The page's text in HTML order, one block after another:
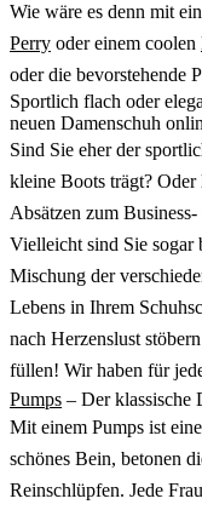
Wie wäre es denn mit
Perry oder einem coolen
oder die bevorstehende
Sportlich flach oder
neuen Damenschuh
Sind Sie eher der
kleine Boots trägt?
Absätzen zum
Vielleicht sind Sie sogar
Mischung der
Lebens in Ihrem
nach Herzenslust
füllen! Wir haben für
Pumps – Der klassische
Mit einem Pumps ist
schönes Bein, betonen
Reinschlüpfen. Jede